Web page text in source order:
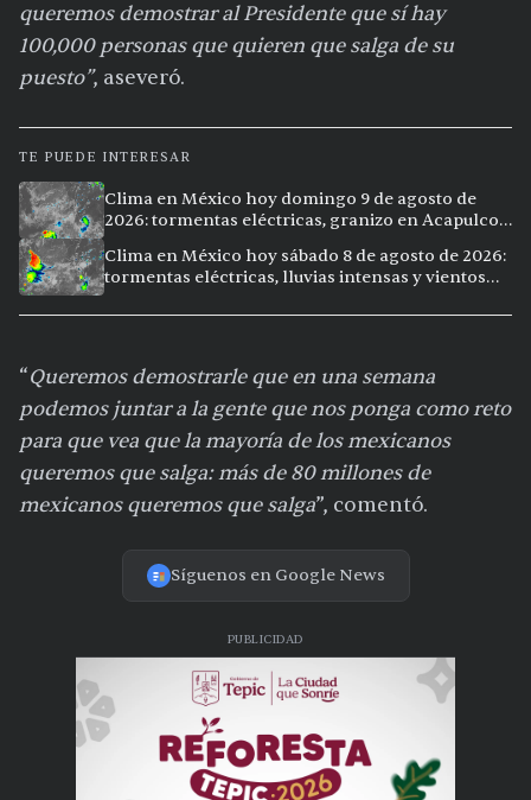
queremos demostrar al Presidente que sí hay
100,000 personas que quieren que salga de su
puesto”, aseveró.
TE PUEDE INTERESAR
Clima en México hoy domingo 9 de agosto de
2026: tormentas eléctricas, granizo en Acapulco y
Clima en México hoy sábado 8 de agosto de 2026:
tormentas eléctricas, lluvias intensas y vientos
“Queremos demostrarle que en una semana
podemos juntar a la gente que nos ponga como reto
para que vea que la mayoría de los mexicanos
queremos que salga: más de 80 millones de
mexicanos queremos que salga”, comentó.
Síguenos en Google News
PUBLICIDAD